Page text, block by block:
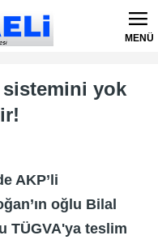
MENÜ
yok
AKP’li
oğlu Bilal
TÜGVA'ya teslim